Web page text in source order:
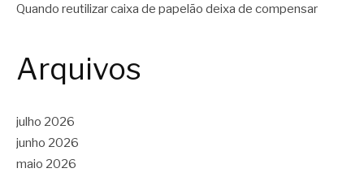
Quando reutilizar caixa de papelão deixa de compensar
Arquivos
julho 2026
junho 2026
maio 2026